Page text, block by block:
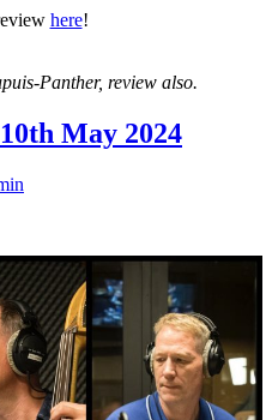
here!
Panther, review also.
May 2024